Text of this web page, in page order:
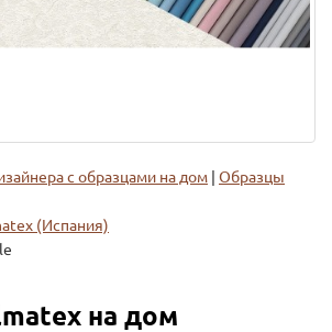
с образцами на дом
Образцы
(Испания)
на дом